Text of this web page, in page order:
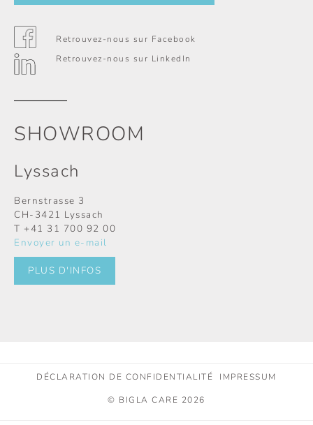
Retrouvez-nous sur Facebook
Retrouvez-nous sur LinkedIn
SHOWROOM
Lyssach
Bernstrasse 3
CH-3421 Lyssach
T +41 31 700 92 00
Envoyer un e-mail
PLUS D'INFOS
© BIGLA CARE 2026
DÉCLARATION DE CONFIDENTIALITÉ IMPRESSUM